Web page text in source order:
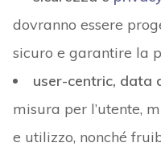
dovranno essere
sicuro e garantire la
user-centric, data
misura per l’utente,
e utilizzo, nonché